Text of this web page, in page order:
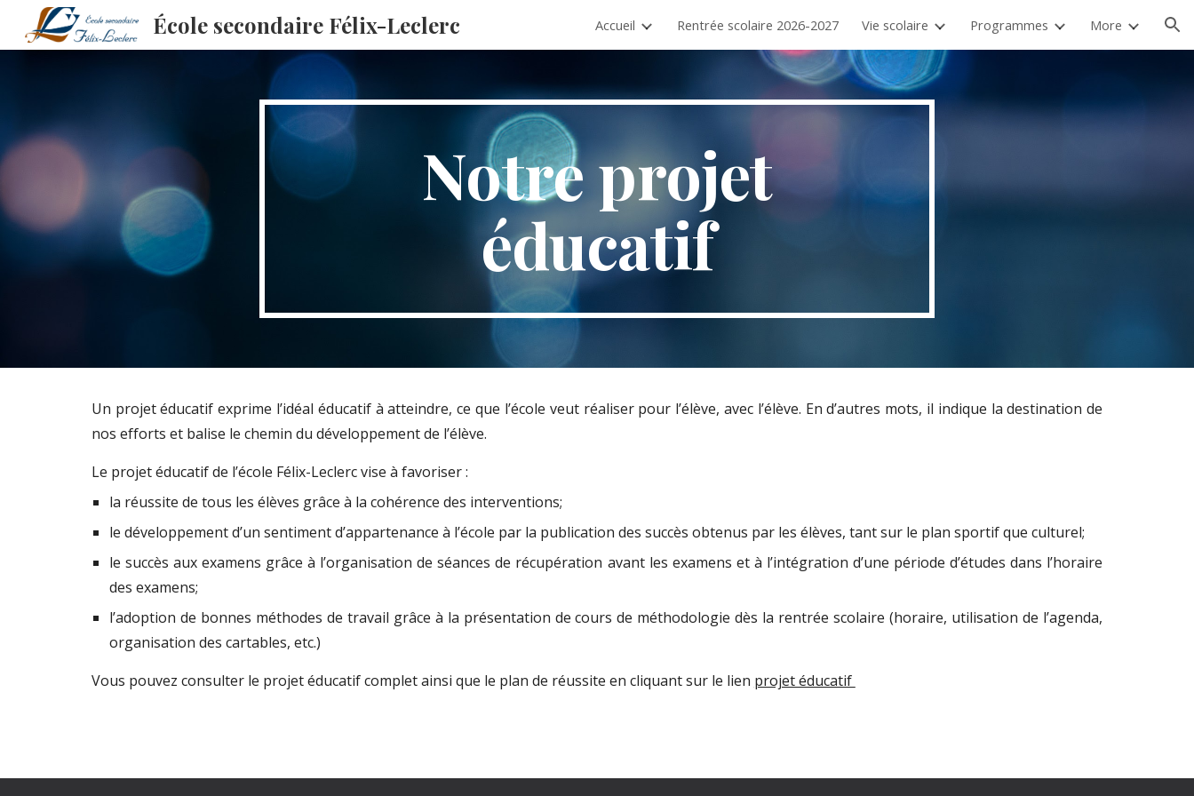
Skip to main content Skip to navigation
École secondaire Félix-Leclerc Accueil Rentrée scolaire 2026-2027 Vie scolaire Programmes More
Notre projet
éducatif
Un projet éducatif exprime l’idéal éducatif à atteindre, ce que l’école veut réaliser pour l’élève, avec l’élève. En d’autres mots, il indique la destination de
nos efforts et balise le chemin du développement de l’élève.
Le projet éducatif de l’école Félix-Leclerc vise à favoriser :
la réussite de tous les élèves grâce à la cohérence des interventions;
le développement d’un sentiment d’appartenance à l’école par la publication des succès obtenus par les élèves, tant sur le plan sportif que culturel;
le succès aux examens grâce à l’organisation de séances de récupération avant les examens et à l’intégration d’une période d’études dans l’horaire
des examens;
l’adoption de bonnes méthodes de travail grâce à la présentation de cours de méthodologie dès la rentrée scolaire (horaire, utilisation de l’agenda,
organisation des cartables, etc.)
Vous pouvez consulter le projet éducatif complet ainsi que le plan de réussite en cliquant sur le lien projet éducatif